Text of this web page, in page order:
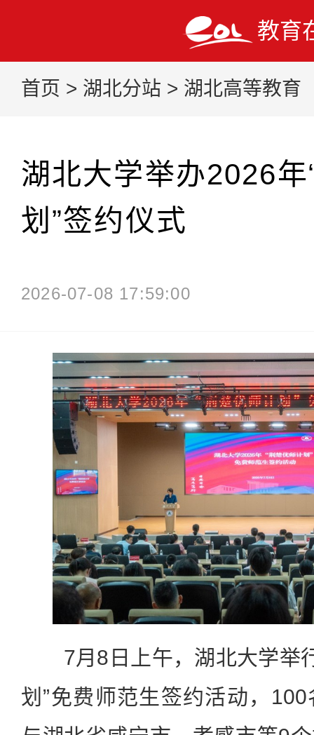
教育
首页 > 湖北分站 > 湖北高等教育
湖北大学举办2026
划”签约仪式
2026-07-08 17:59:00
7月8日上午，湖北大学举
划”免费师范生签约活动，